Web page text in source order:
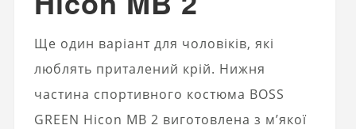
Ще один варіант для чоловіків, які
люблять приталений крій. Нижня
частина спортивного костюма BOSS
GREEN Hicon MB 2 виготовлена ​​з м’якої